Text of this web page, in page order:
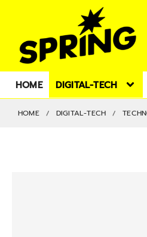
HOME DIGITAL-TECH
HOME DIGITAL-TECH